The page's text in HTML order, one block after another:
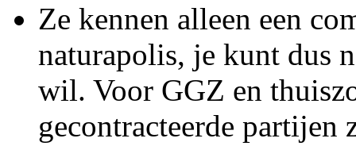
Ze kennen alleen een
naturapolis, je kunt dus
wil. Voor GGZ en
gecontracteerde partijen